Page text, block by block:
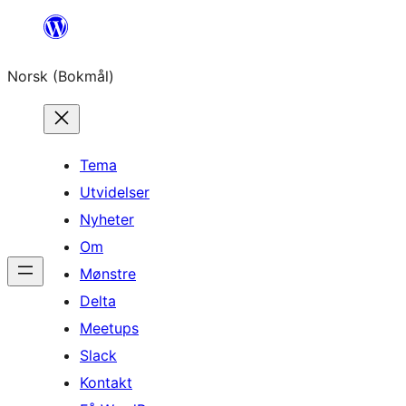
Hopp
innhold
Norsk (Bokmål)
Tema
Utvidelser
Nyheter
Om
Mønstre
Delta
Meetups
Slack
Kontakt